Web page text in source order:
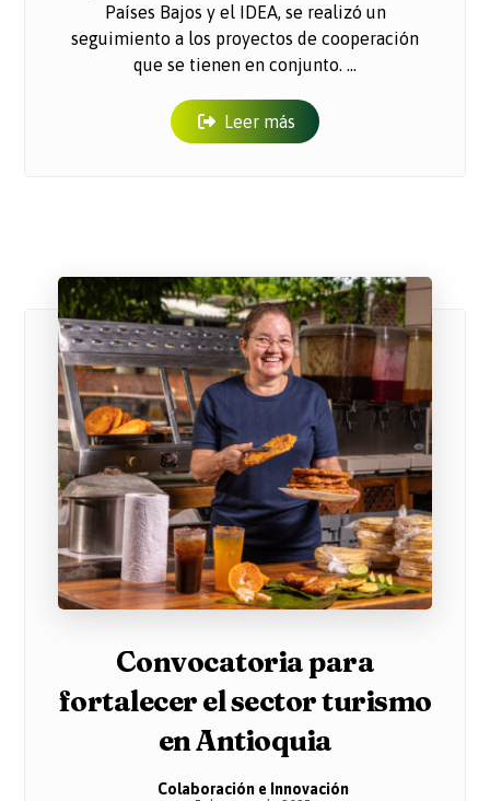
Países Bajos y el IDEA, se realizó un
seguimiento a los proyectos de cooperación
que se tienen en conjunto. ...
Leer más
Convocatoria para
fortalecer el sector turismo
en Antioquia
Colaboración e Innovación